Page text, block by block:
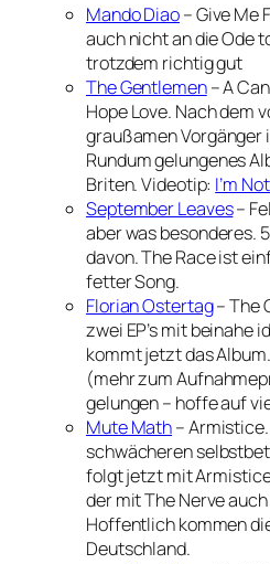
Mando Diao– Give Me
auch nicht an die Ode
trotzdem richtig gut
The Gentlemen– A
Hope Love. Nach dem
graußamen Vorgänger
Rundum gelungenes
Briten. Videotip: I’m
September Leaves–
aber was besonderes.
davon. The Race ist
fetter Song.
Florian Ostertag– The
zwei EP’s mit beinahe
kommt jetzt das
(mehr zum
gelungen – hoffe auf
Mute Math–
schwächeren
folgt jetzt mit
der mit The Nerve
Hoffentlich kommen
Deutschland.